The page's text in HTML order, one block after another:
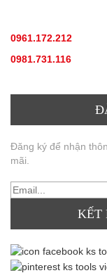
0961.172.212
0981.731.116
Đăng ký để nhận
mãi.
KẾT